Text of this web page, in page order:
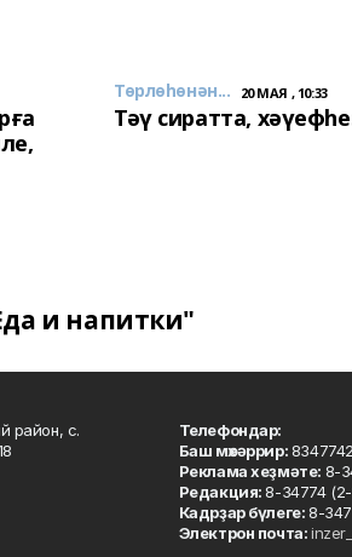
Төрлөһөнән... 20 МАЯ , 10:33
Тәү сиратта,
и напитки"
район, с.
Телефондар:
Баш мөхәррир:
Реклама хеҙмәте: 8-
Редакция:8-34774
Кадрҙар бүлеге:8-
Электрон почта: